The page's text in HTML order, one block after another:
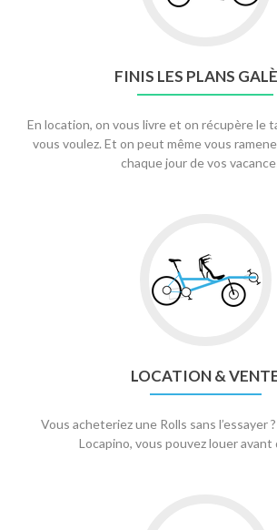
FINIS LES PLANS
En location, on vous livre et on récupère le
vous voulez. Et on peut même vous
chaque jour de vos
LOCATION &
Vous acheteriez une Rolls sans l’essayer
Locapino, vous pouvez louer avant